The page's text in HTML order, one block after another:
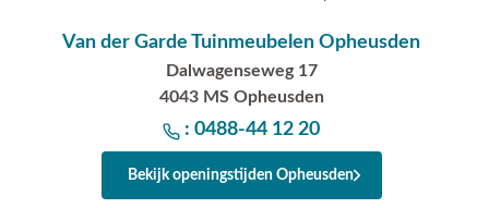
Van der Garde Tuinmeubelen Opheusden
Dalwagenseweg 17
4043 MS Opheusden
: 0488-44 12 20
Bekijk openingstijden Opheusden